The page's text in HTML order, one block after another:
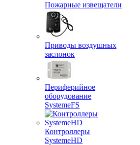
Пожарные извещатели
Приводы воздушных
заслонок
Периферийное
оборудование
SystemeFS
Контроллеры
SystemeHD